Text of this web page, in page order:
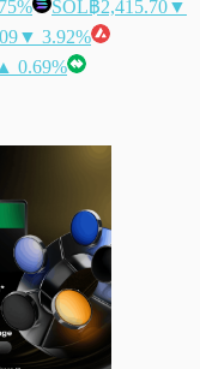
SOL฿2,415.70▼
▼ 3.92%
▲ 0.69%